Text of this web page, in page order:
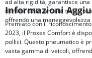
ad alta rigidità, garantisce
densità delle lamelle nella
offrendo una
Informazioni
Premiato con il
2023, il Proxes Comfort è
pollici. Questo pneumatico è
vasta gamma di veicoli,